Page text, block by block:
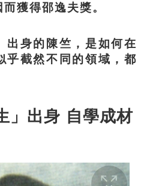
獲得邵逸夫獎。
身的陳竺，是如何在
乎截然不同的領域，都
」出身 自學成材